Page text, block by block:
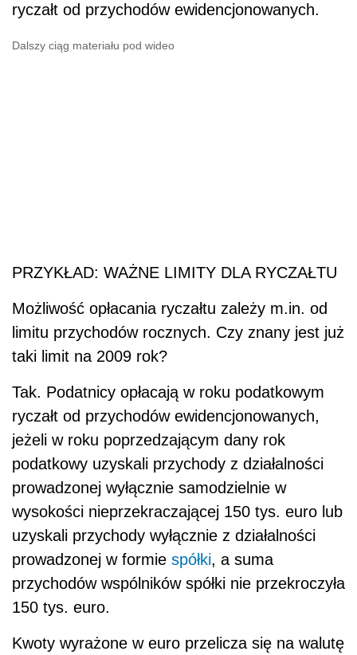
ryczałt od przychodów ewidencjonowanych.
Dalszy ciąg materiału pod wideo
PRZYKŁAD: WAŻNE LIMITY DLA RYCZAŁTU
Możliwość opłacania ryczałtu zależy m.in. od
limitu przychodów rocznych. Czy znany jest już
taki limit na 2009 rok?
Tak. Podatnicy opłacają w roku podatkowym
ryczałt od przychodów ewidencjonowanych,
jeżeli w roku poprzedzającym dany rok
podatkowy uzyskali przychody z działalności
prowadzonej wyłącznie samodzielnie w
wysokości nieprzekraczającej 150 tys. euro lub
uzyskali przychody wyłącznie z działalności
prowadzonej w formie spółki, a suma
przychodów wspólników spółki nie przekroczyła
150 tys. euro.
Kwoty wyrażone w euro przelicza się na walutę